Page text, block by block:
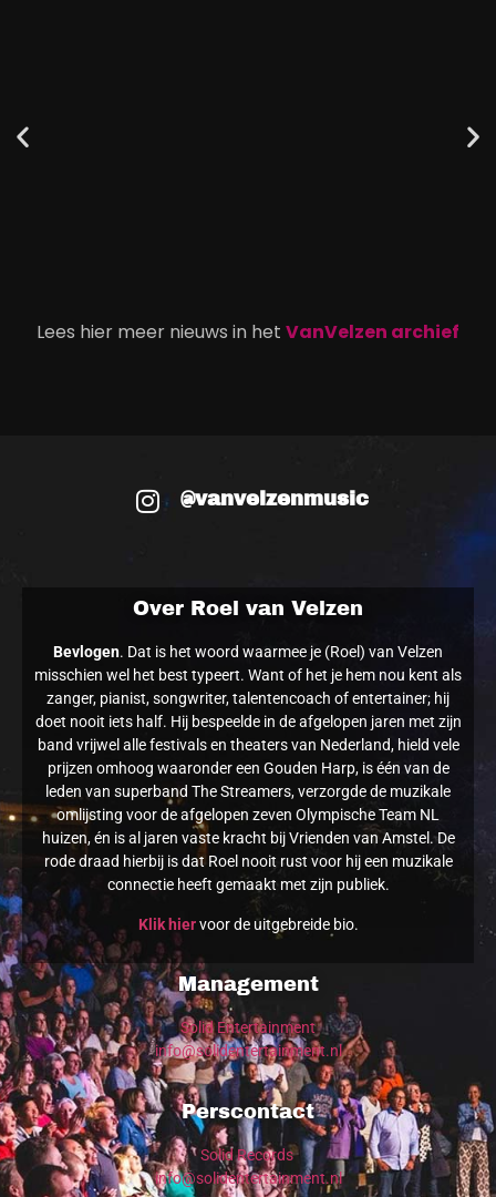
Lees hier meer nieuws in het VanVelzen archief
@vanvelzenmusic
Over Roel van Velzen
Bevlogen. Dat is het woord waarmee je (Roel) van Velzen
misschien wel het best typeert. Want of het je hem nou kent als
zanger, pianist, songwriter, talentencoach of entertainer; hij
doet nooit iets half. Hij bespeelde in de afgelopen jaren met zijn
band vrijwel alle festivals en theaters van Nederland, hield vele
prijzen omhoog waaronder een Gouden Harp, is één van de
leden van superband The Streamers, verzorgde de muzikale
omlijsting voor de afgelopen zeven Olympische Team NL
huizen, én is al jaren vaste kracht bij Vrienden van Amstel. De
rode draad hierbij is dat Roel nooit rust voor hij een muzikale
connectie heeft gemaakt met zijn publiek.
Klik hier voor de uitgebreide bio.
Management
Solid Entertainment
info@solidentertainment.nl
Perscontact
Solid Records
info@solidentertainment.nl